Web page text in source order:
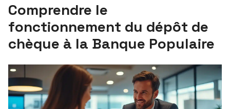
Comprendre le
fonctionnement du dépôt de
chèque à la Banque Populaire